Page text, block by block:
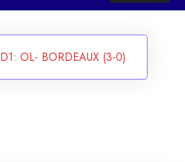
D1: OL- BORDEAUX (3-0)